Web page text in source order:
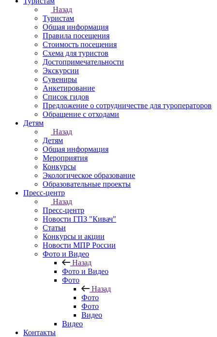
Назад
Туристам
Общая информация
Правила посещения
Стоимость посещения
Схема для туристов
Достопримечательности
Экскурсии
Сувениры
Анкетирование
Список гидов
Предложение о сотрудничестве для туроператоров
Обращение с отходами
Детям
Назад
Детям
Общая информация
Мероприятия
Конкурсы
Экологическое образование
Образовательные проекты
Пресс-центр
Назад
Пресс-центр
Новости ГПЗ "Кивач"
Статьи
Конкурсы и акции
Новости МПР России
Фото и Видео
Назад
Фото и Видео
Фото
Назад
Фото
Фото
Видео
Видео
Контакты